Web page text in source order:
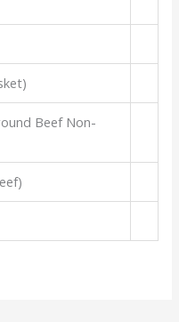
Beef Non-